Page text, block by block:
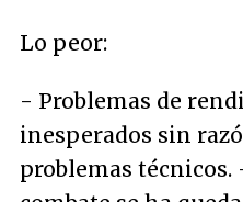
Lo peor:
- Problemas de
inesperados sin
problemas técnicos.